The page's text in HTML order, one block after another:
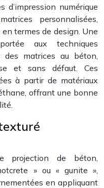
d’impression numérique
personnalisées,
termes de design. Une
aux techniques
des matrices au béton,
et sans défaut. Ces
à partir de matériaux
offrant une bonne
projection de béton,
» ou « gunite »,
en appliquant